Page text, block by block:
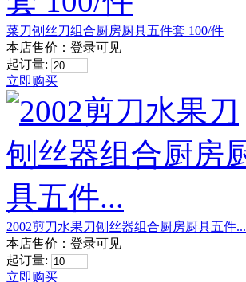
菜刀刨丝刀组合厨房厨具五件套 100/件
本店售价： 登录可见
起订量:
立即购买
2002剪刀水果刀刨丝器组合厨房厨具五件...
本店售价： 登录可见
起订量:
立即购买